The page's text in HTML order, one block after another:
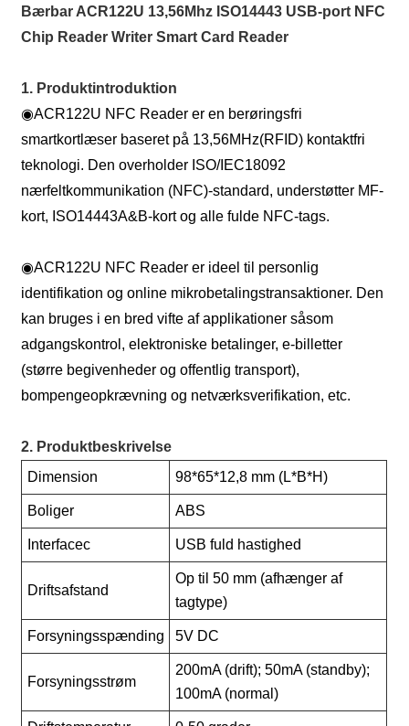
Bærbar ACR122U 13,56Mhz ISO14443 USB-port NFC
Chip Reader Writer Smart Card Reader
1. Produktintroduktion
◉ACR122U NFC Reader er en berøringsfri
smartkortlæser baseret på 13,56MHz(RFID) kontaktfri
teknologi. Den overholder ISO/IEC18092
nærfeltkommunikation (NFC)-standard, understøtter MF-
kort, ISO14443A&B-kort og alle fulde NFC-tags.
◉ACR122U NFC Reader er ideel til personlig
identifikation og online mikrobetalingstransaktioner. Den
kan bruges i en bred vifte af applikationer såsom
adgangskontrol, elektroniske betalinger, e-billetter
(større begivenheder og offentlig transport),
bompengeopkrævning og netværksverifikation, etc.
2. Produktbeskrivelse
Dimension
98*65*12,8 mm (L*B*H)
Boliger ABS
Interfacec USB fuld hastighed
Driftsafstand
Op til 50 mm (afhænger af
tagtype)
Forsyningsspænding 5V DC
Forsyningsstrøm
200mA (drift); 50mA (standby);
100mA (normal)